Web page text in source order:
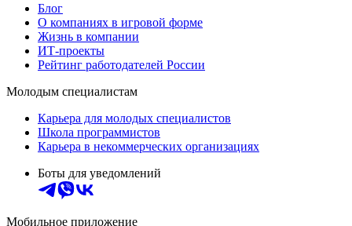
Блог
О компаниях в игровой форме
Жизнь в компании
ИТ-проекты
Рейтинг работодателей России
Молодым специалистам
Карьера для молодых специалистов
Школа программистов
Карьера в некоммерческих организациях
Боты для уведомлений
Мобильное приложение